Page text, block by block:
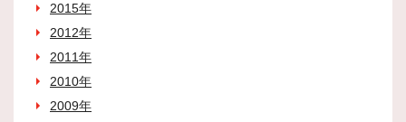
2015年
2012年
2011年
2010年
2009年